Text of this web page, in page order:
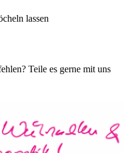
lassen
Teile es gerne mit uns